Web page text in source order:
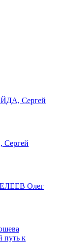
Сергей
Сергей
Олег
путь к